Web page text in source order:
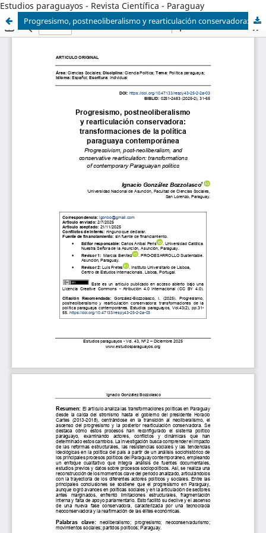
Estudios paraguayos - Revista Científica - Paraguay
Progresismo, postneoliberalismo y rearticulación conservadora: transformaciones de la política paraguaya contemporánea